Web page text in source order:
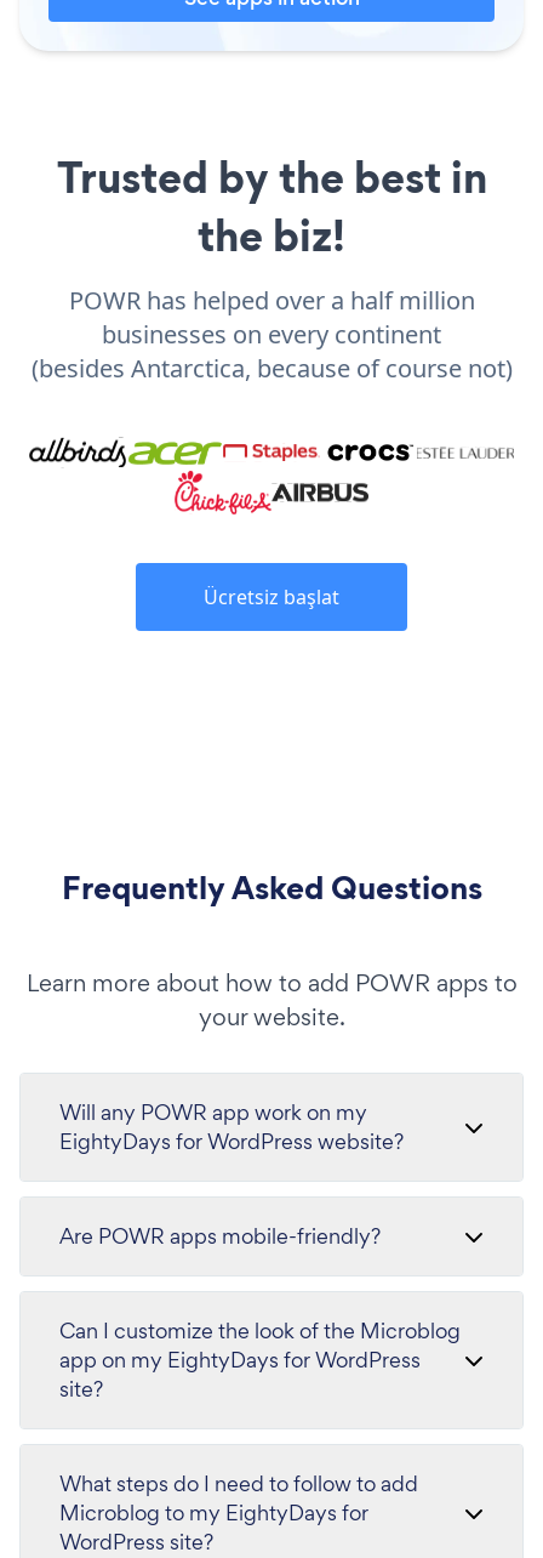
Trusted by the best in
the biz!
POWR has helped over a half million
businesses on every continent
(besides Antarctica, because of course not)
Ücretsiz başlat
Frequently Asked Questions
Learn more about how to add POWR apps to
your website.
Will any POWR app work on my
EightyDays for WordPress website?
Are POWR apps mobile-friendly?
Can I customize the look of the Microblog
app on my EightyDays for WordPress
site?
What steps do I need to follow to add
Microblog to my EightyDays for
WordPress site?